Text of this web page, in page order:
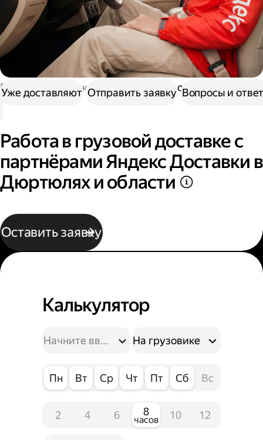
Работа в Доставке Работа в грузовой доставке
Работа в грузовой доставке с
партнёрами Яндекс Доставки в
Дюртюлях и области
Оставить заявку
Уже доставляют Отправить заявку Вопросы и
Калькулятор
На грузовике
Пн Вт Ср Чт Пт Сб Вс
2 4 6 8
часов 10 12